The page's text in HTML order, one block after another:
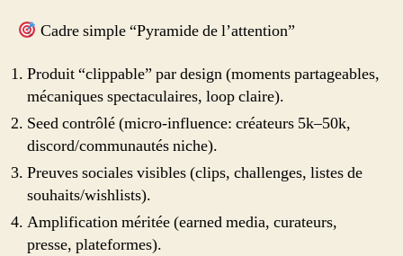
Cadre simple “Pyramide de l’attention”
Produit “clippable” par design (moments partageables,
mécaniques spectaculaires, loop claire).
Seed contrôlé (micro-influence: créateurs 5k–50k,
discord/communautés niche).
Preuves sociales visibles (clips, challenges, listes de
souhaits/wishlists).
Amplification méritée (earned media, curateurs,
presse, plateformes).